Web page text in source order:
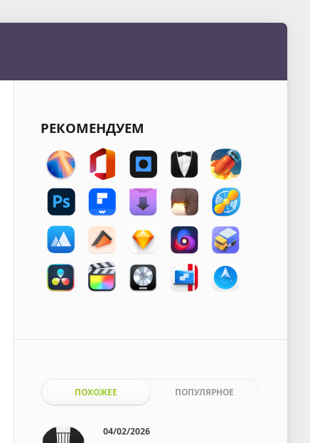
РЕКОМЕНДУЕМ
ПОХОЖЕЕ ПОПУЛЯРНОЕ
04/02/2026